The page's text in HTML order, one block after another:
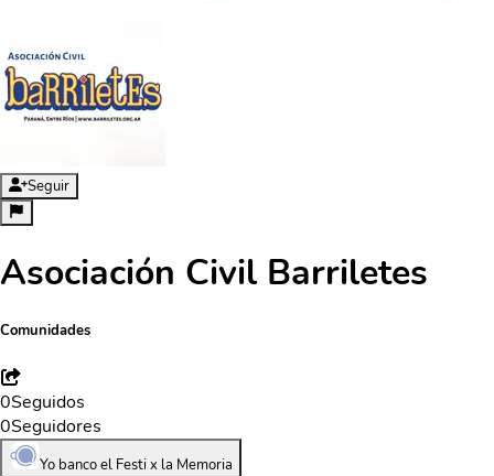
Seguir
Asociación Civil Barriletes
Comunidades
0Seguidos
0Seguidores
Yo banco el Festi x la Memoria